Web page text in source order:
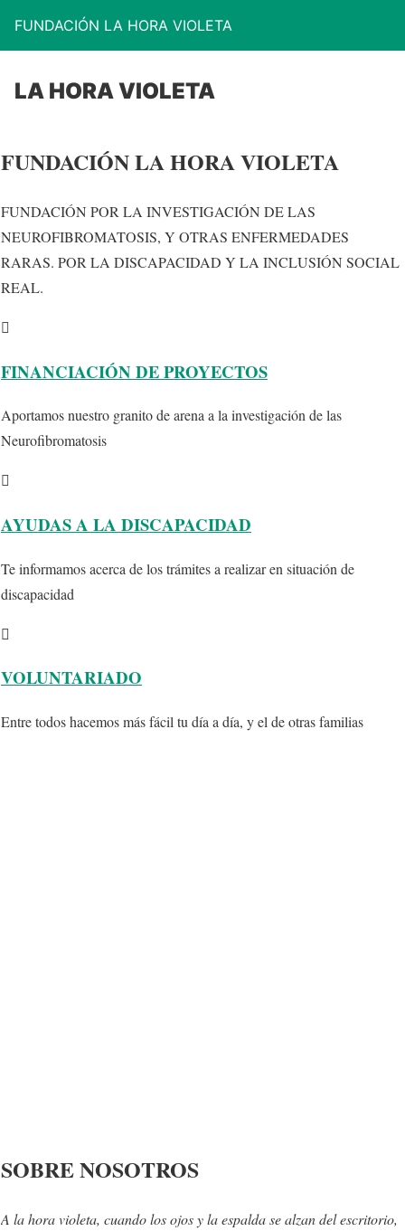
FUNDACIÓN LA HORA VIOLETA
LA HORA VIOLETA
FUNDACIÓN LA HORA VIOLETA
FUNDACIÓN POR LA INVESTIGACIÓN DE LAS
NEUROFIBROMATOSIS, Y OTRAS ENFERMEDADES
RARAS. POR LA DISCAPACIDAD Y LA INCLUSIÓN SOCIAL
REAL.
FINANCIACIÓN DE PROYECTOS
Aportamos nuestro granito de arena a la investigación de las
Neurofibromatosis
AYUDAS A LA DISCAPACIDAD
Te informamos acerca de los trámites a realizar en situación de
discapacidad
VOLUNTARIADO
Entre todos hacemos más fácil tu día a día, y el de otras familias
SOBRE NOSOTROS
A la hora violeta, cuando los ojos y la espalda se alzan del escritorio,